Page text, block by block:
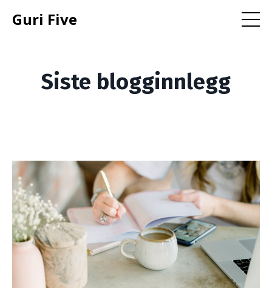
Guri Five
Siste blogginnlegg